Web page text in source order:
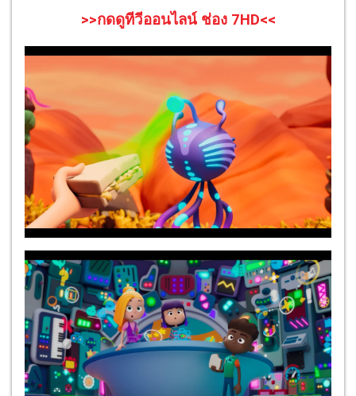
>>กดดูทีวีออนไลน์ ช่อง 7HD<<